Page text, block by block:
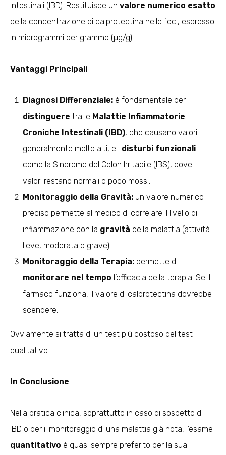
intestinali (IBD). Restituisce un valore numerico esatto
della concentrazione di calprotectina nelle feci, espresso
in microgrammi per grammo (µg/g)
Vantaggi Principali
Diagnosi Differenziale: è fondamentale per
distinguere tra le Malattie Infiammatorie
Croniche Intestinali (IBD), che causano valori
generalmente molto alti, e i disturbi funzionali
come la Sindrome del Colon Irritabile (IBS), dove i
valori restano normali o poco mossi.
Monitoraggio della Gravità: un valore numerico
preciso permette al medico di correlare il livello di
infiammazione con la gravità della malattia (attività
lieve, moderata o grave).
Monitoraggio della Terapia: permette di
monitorare nel tempo l’efficacia della terapia. Se il
farmaco funziona, il valore di calprotectina dovrebbe
scendere.
Ovviamente si tratta di un test più costoso del test
qualitativo.
In Conclusione
Nella pratica clinica, soprattutto in caso di sospetto di
IBD o per il monitoraggio di una malattia già nota, l’esame
quantitativo è quasi sempre preferito per la sua